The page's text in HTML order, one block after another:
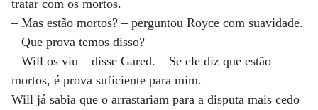
tratar com os mortos.
– Mas estão mortos? – perguntou Royce com suavidade.
– Que prova temos disso?
– Will os viu – disse Gared. – Se ele diz que estão
mortos, é prova suficiente para mim.
Will já sabia que o arrastariam para a disputa mais cedo